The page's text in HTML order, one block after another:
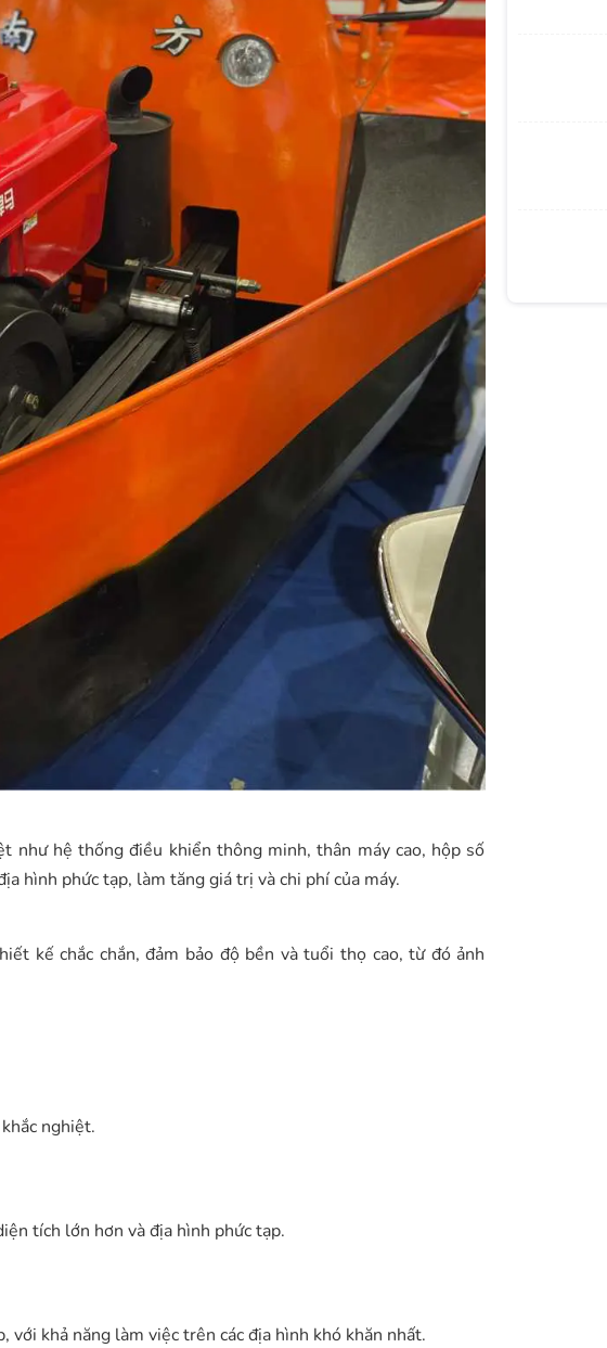
như hệ thống điều khiển thông minh, thân máy cao, hộp số
hình phức tạp, làm tăng giá trị và chi phí của máy.
kế chắc chắn, đảm bảo độ bền và tuổi thọ cao, từ đó ảnh
nghiệt.
tích lớn hơn và địa hình phức tạp.
khả năng làm việc trên các địa hình khó khăn nhất.